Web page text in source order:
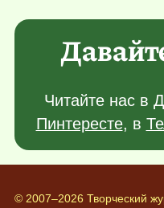
Читайте нас в
Пинтересте, в
© 2007–2026 Творческий